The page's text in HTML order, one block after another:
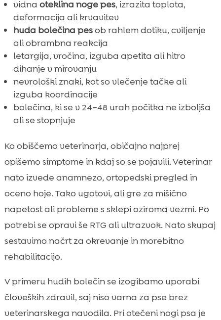
vidna oteklina noge pes, izrazita toplota,
deformacija ali krvavitev
huda bolečina pesob rahlem dotiku, cviljenje
ali obrambna reakcija
letargija, vročina, izguba apetita ali hitro
dihanje v mirovanju
nevrološki znaki, kot so vlečenje tačke ali
izguba koordinacije
bolečina, ki se v 24–48 urah počitka ne izboljša
ali se stopnjuje
Ko obiščemo veterinarja, običajno najprej
opišemo simptome in kdaj so se pojavili. Veterinar
nato izvede anamnezo, ortopedski pregled in
oceno hoje. Tako ugotovi, ali gre za mišično
napetost ali probleme s sklepi oziroma vezmi. Po
potrebi se opravi še RTG ali ultrazvok. Nato skupaj
sestavimo načrt za okrevanje in morebitno
rehabilitacijo.
V primeru hudih bolečin se izogibamo uporabi
človeških zdravil, saj niso varna za pse brez
veterinarskega navodila. Pri otečeni nogi psa je